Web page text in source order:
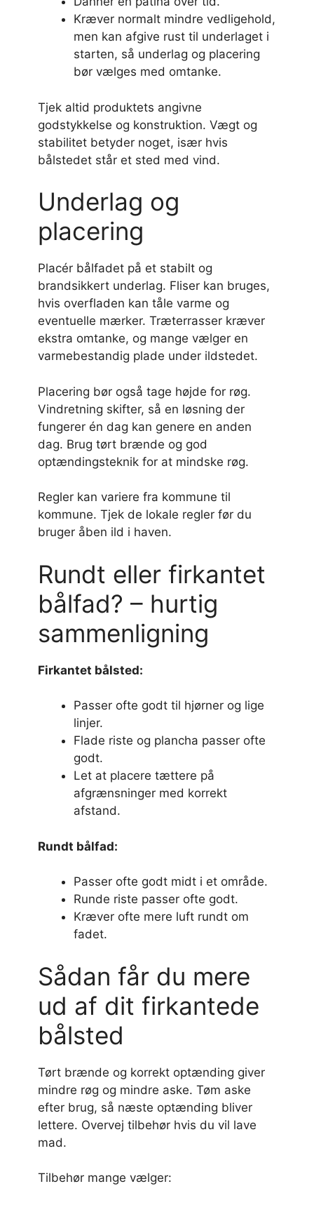
Kræver normalt mindre vedligehold,
men kan afgive rust til underlaget i
starten, så underlag og placering
bør vælges med omtanke.
Tjek altid produktets angivne
godstykkelse og konstruktion. Vægt og
stabilitet betyder noget, især hvis
bålstedet står et sted med vind.
Underlag og
placering
Placér bålfadet på et stabilt og
brandsikkert underlag. Fliser kan bruges,
hvis overfladen kan tåle varme og
eventuelle mærker. Træterrasser kræver
ekstra omtanke, og mange vælger en
varmebestandig plade under ildstedet.
Placering bør også tage højde for røg.
Vindretning skifter, så en løsning der
fungerer én dag kan genere en anden
dag. Brug tørt brænde og god
optændingsteknik for at mindske røg.
Regler kan variere fra kommune til
kommune. Tjek de lokale regler før du
bruger åben ild i haven.
Rundt eller firkantet
bålfad? – hurtig
sammenligning
Firkantet bålsted:
Passer ofte godt til hjørner og lige
linjer.
Flade riste og plancha passer ofte
godt.
Let at placere tættere på
afgrænsninger med korrekt
afstand.
Rundt bålfad:
Passer ofte godt midt i et område.
Runde riste passer ofte godt.
Kræver ofte mere luft rundt om
fadet.
Sådan får du mere
ud af dit firkantede
bålsted
Tørt brænde og korrekt optænding giver
mindre røg og mindre aske. Tøm aske
efter brug, så næste optænding bliver
lettere. Overvej tilbehør hvis du vil lave
mad.
Tilbehør mange vælger: